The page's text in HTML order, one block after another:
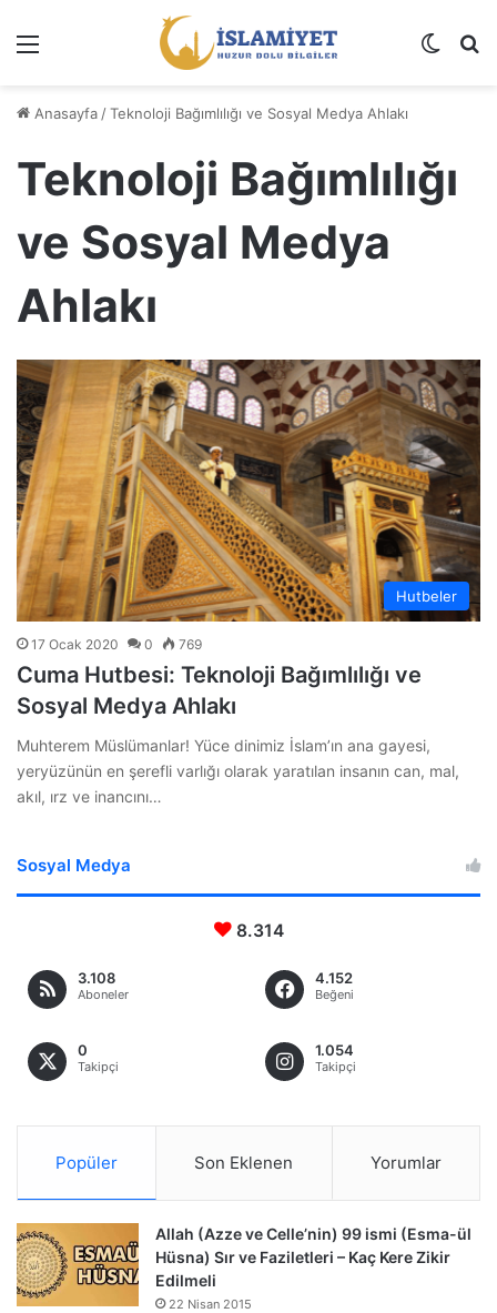
Dış
Anasayfa /Teknoloji Bağımlılığı ve Sosyal Medya Ahlakı
Teknoloji Bağımlılığı
ve Sosyal Medya
Ahlakı
Hutbeler
17 Ocak 2020 0 769
Cuma Hutbesi: Teknoloji Bağımlılığı ve
Sosyal Medya Ahlakı
Muhterem Müslümanlar! Yüce dinimiz İslam’ın ana gayesi,
yeryüzünün en şerefli varlığı olarak yaratılan insanın can, mal,
akıl, ırz ve inancını…
Sosyal Medya
8.314
3.108
Aboneler
4.152
Beğeni
0
Takipçi
1.054
Takipçi
Popüler Son Eklenen Yorumlar
Allah (Azze ve Celle’nin) 99 ismi (Esma-ül
Hüsna) Sır ve Faziletleri – Kaç Kere Zikir
Edilmeli
22 Nisan 2015